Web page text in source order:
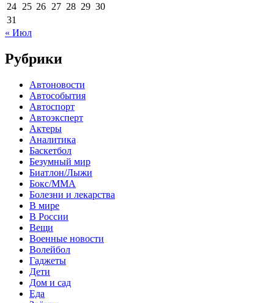
24 25 26 27 28 29 30
31
« Июл
Рубрики
Автоновости
Автособытия
Автоспорт
Автоэксперт
Актеры
Аналитика
Баскетбол
Безумный мир
Биатлон/Лыжи
Бокс/MMA
Болезни и лекарства
В мире
В России
Вещи
Военные новости
Волейбол
Гаджеты
Дети
Дом и сад
Еда